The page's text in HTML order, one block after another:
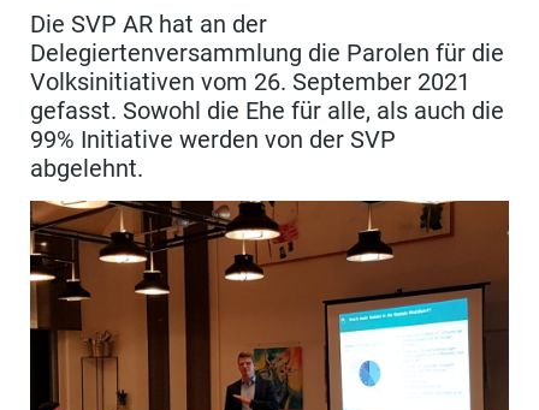
Die SVP AR hat an der
Delegiertenversammlung die Parolen für die
Volksinitiativen vom 26. September 2021
gefasst. Sowohl die Ehe für alle, als auch die
99% Initiative werden von der SVP
abgelehnt.